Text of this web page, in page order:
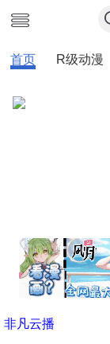
首页 R级动漫
非凡云播